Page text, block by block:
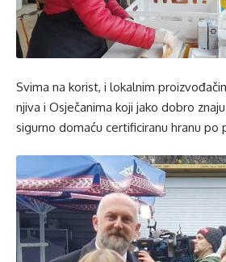
Svima na korist, i lokalnim
njiva i Osječanima koji jako dobro
sigurno domaću certificiranu hranu po